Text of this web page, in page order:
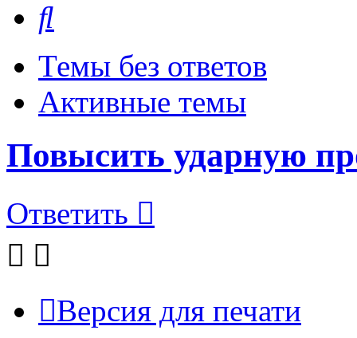
Темы без ответов
Активные темы
Повысить ударную
Ответить
Версия для печати